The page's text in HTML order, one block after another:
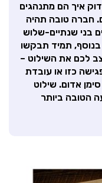
איך הם מתנהגים
חברה טובה תהיה
בני שנתיים-שלוש
בנוסף, תמיד תבקשו
לכם את השילוט –
כזו או עובדת
אדום. שילוט
הטובה ביותר